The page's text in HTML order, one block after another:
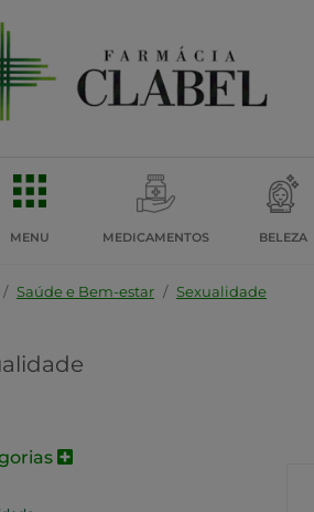
MENU MEDICAMENTOS BELEZA
Saúde e Bem-estar Sexualidade